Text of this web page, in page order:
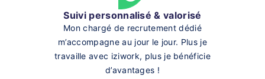
Suivi personnalisé & valorisé
Mon chargé de recrutement dédié
m’accompagne au jour le jour. Plus je
travaille avec iziwork, plus je bénéficie
d’avantages !